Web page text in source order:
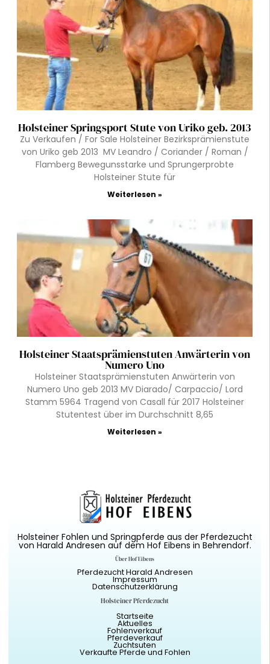
Holsteiner Springsport Stute von Uriko geb. 2013
Zu Verkaufen / For Sale Holsteiner Bezirksprämienstute
von Uriko geb 2013 MV Leandro / Coriander / Roman /
Flamberg Bewegunsstarke und Sprungerprobte
Holsteiner Stute für
Weiterlesen »
Holsteiner Staatsprämienstuten Anwärterin von
Numero Uno
Holsteiner Staatsprämienstuten Anwärterin von
Numero Uno geb 2013 MV Diarado/ Carpaccio/ Lord
Stamm 5964 Tragend von Casall für 2017 Holsteiner
Stutentest über im Durchschnitt 8,65
Weiterlesen »
Holsteiner Fohlen und Springpferde aus der Pferdezucht
von Harald Andresen auf dem Hof Eibens in Behrendorf.
Über Hof Eibens
Pferdezucht Harald Andresen
Impressum
Datenschutzerklärung
Holsteiner Pferdezucht
Startseite
Aktuelles
Fohlenverkauf
Pferdeverkauf
Zuchtsuten
Verkaufte Pferde und Fohlen